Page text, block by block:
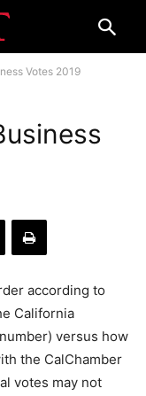
Votes 2019
according to
California
versus how
the CalChamber
votes may not